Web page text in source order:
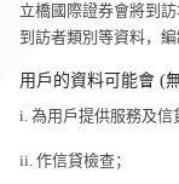
立橋國際證券會將到
到訪者類別等資料，
用戶的資料可能會 (
i. 為用戶提供服務及信
ii. 作信貸檢查；